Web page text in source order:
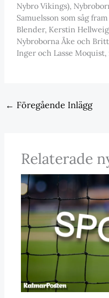
Nybro Vikings),
Samuelsson som såg
Blender, Kerstin
Nybroborna Åke och
Inger och Lasse Moquist,
← Föregående Inlägg
Relaterade